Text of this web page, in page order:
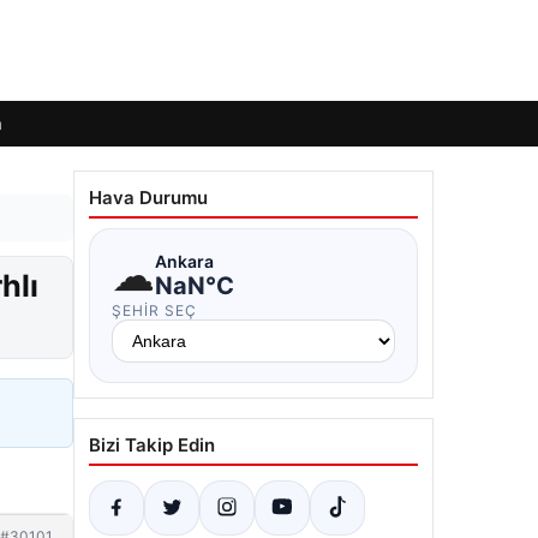
Hava Durumu
☁Ankara
NaN°C
ŞEHIR SEÇ
Bizi Takip Edin